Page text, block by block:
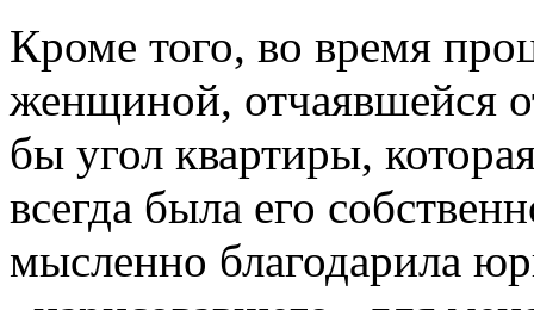
Кроме того, во время
женщиной, отчаявшейся
бы угол квартиры,
всегда была его
мысленно благодарила